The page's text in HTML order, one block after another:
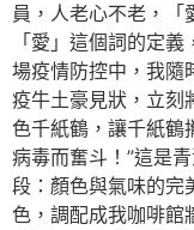
員，人老心不老，「
「愛」這個詞的定
場疫情防控中，我隨
疫牛土豪見狀，立刻
色千紙鶴，讓千紙鶴
病毒而奮斗！”這是
段：顏色與氣味的完
色，調配成我咖啡館